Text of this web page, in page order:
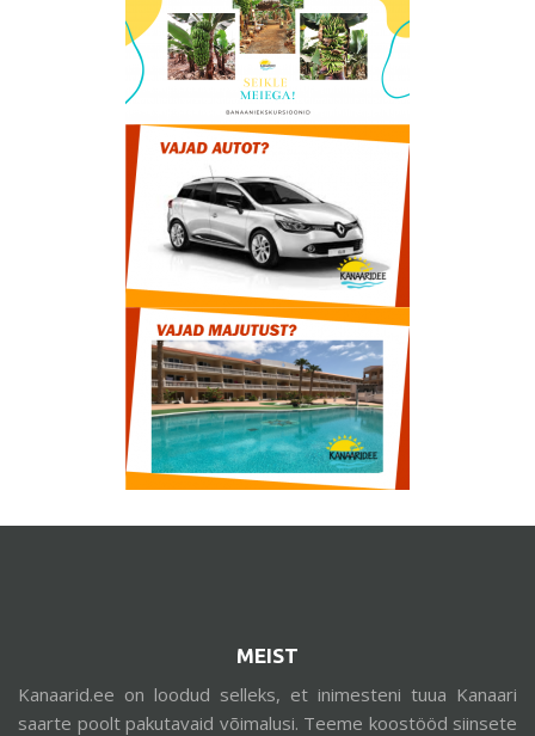
MEIST
Kanaarid.ee on loodud selleks, et inimesteni tuua Kanaari
saarte poolt pakutavaid võimalusi. Teeme koostööd siinsete